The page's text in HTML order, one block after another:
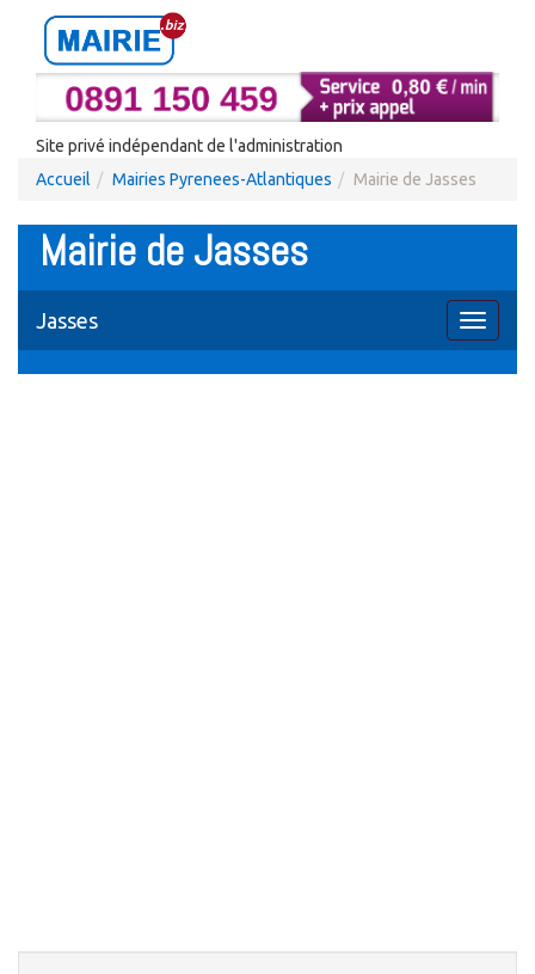
Site privé indépendant de l'administration
Accueil
Mairies Pyrenees-Atlantiques Mairie de Jasses
Mairie de Jasses
Toggle
Jasses